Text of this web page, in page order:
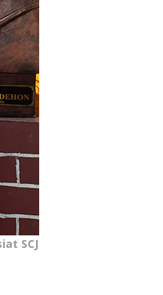
SCJ